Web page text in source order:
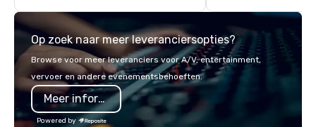
challenges and is
engagement
experiences, and
moments. Whether
brings a fresh,
Op zoek naar meer leveranciersopties?
Browse voor meer leveranciers voor A/V, entertainment,
vervoer en andere evenementsbehoeften.
Meer informatie
Powered by